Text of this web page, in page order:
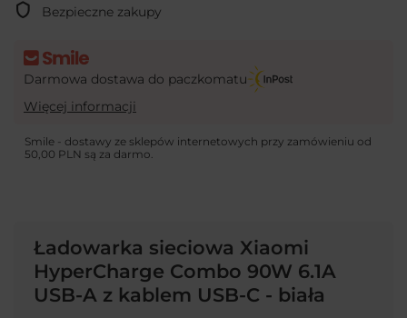
Bezpieczne zakupy
Darmowa dostawa do paczkomatu
Więcej informacji
Smile - dostawy ze sklepów internetowych przy zamówieniu od
50,00 PLN są za darmo.
Ładowarka sieciowa Xiaomi
HyperCharge Combo 90W 6.1A
USB-A z kablem USB-C - biała